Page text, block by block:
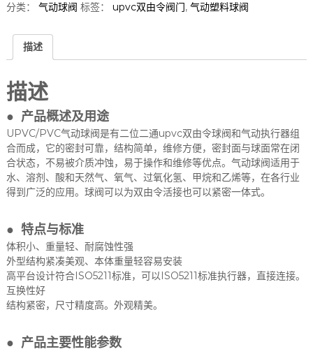
分类： 气动球阀 标签： upvc双由令阀门, 气动塑料球阀
描述
描述
● 产品概述及用途
UPVC/PVC气动球阀是有二位二通upvc双由令球阀和气动执行器组
合而成，它的密封可靠，结构简单，维修方便，密封面与球面常在闭
合状态，不易被介质冲蚀，易于操作和维修等优点。气动球阀适用于
水、溶剂、酸和天然气、氧气、过氧化氢、甲烷和乙烯等，在各行业
得到广泛的应用。球阀可以为双由令活接也可以紧密一体式。
● 特点与标准
体积小、重量轻、耐腐蚀性强
外型结构紧凑美观、本体重量轻容易安装
高平台设计符合ISO5211标准，可以ISO5211标准执行器，直接连接。
互换性好
结构紧密，尺寸精度高。外观精美。
● 产品主要性能参数